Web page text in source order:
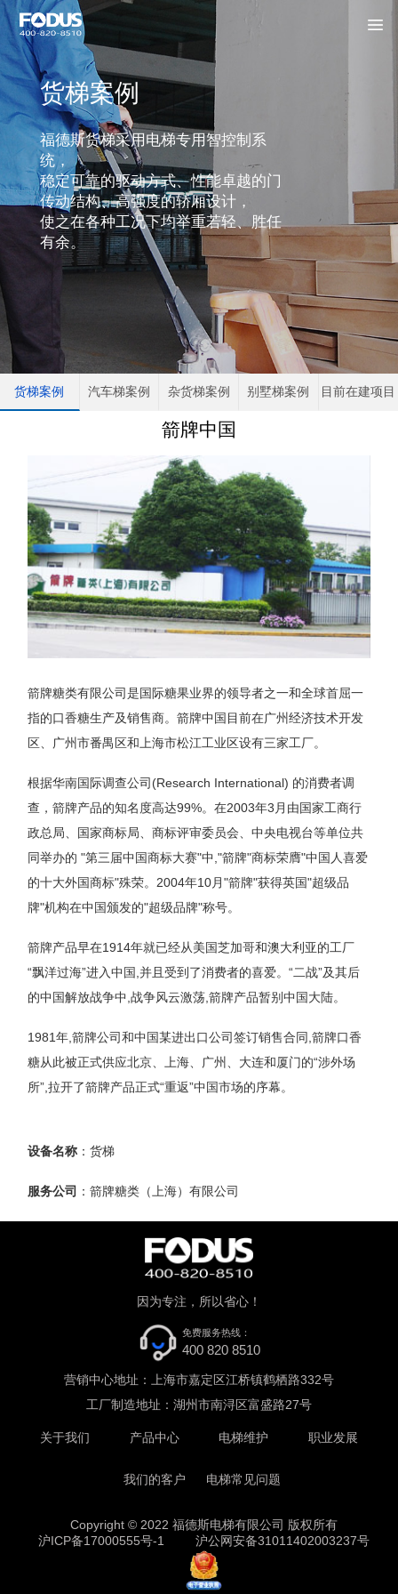
货梯案例
福德斯货梯采用电梯专用智控制系
统，
稳定可靠的驱动方式、性能卓越的门
传动结构、高强度的轿厢设计，
使之在各种工况下均举重若轻、胜任
有余。
货梯案例 汽车梯案例 杂货梯案例 别墅梯案例 目前在建项目
箭牌中国
箭牌糖类有限公司是国际糖果业界的领导者之一和全球首屈一
指的口香糖生产及销售商。箭牌中国目前在广州经济技术开发
区、广州市番禺区和上海市松江工业区设有三家工厂。
根据华南国际调查公司(Research International) 的消费者调
查，箭牌产品的知名度高达99%。在2003年3月由国家工商行
政总局、国家商标局、商标评审委员会、中央电视台等单位共
同举办的 "第三届中国商标大赛"中,"箭牌"商标荣膺"中国人喜爱
的十大外国商标"殊荣。2004年10月"箭牌"获得英国"超级品
牌"机构在中国颁发的"超级品牌"称号。
箭牌产品早在1914年就已经从美国芝加哥和澳大利亚的工厂
“飘洋过海”进入中国,并且受到了消费者的喜爱。“二战”及其后
的中国解放战争中,战争风云激荡,箭牌产品暂别中国大陆。
1981年,箭牌公司和中国某进出口公司签订销售合同,箭牌口香
糖从此被正式供应北京、上海、广州、大连和厦门的“涉外场
所”,拉开了箭牌产品正式“重返”中国市场的序幕。
设备名称：货梯
服务公司 ：箭牌糖类（上海）有限公司
因为专注，所以省心！
免费服务热线：
400 820 8510
营销中心地址：上海市嘉定区江桥镇鹤栖路332号
工厂制造地址：湖州市南浔区富盛路27号
关于我们 产品中心 电梯维护 职业发展
我们的客户 电梯常见问题
Copyright © 2022 福德斯电梯有限公司 版权所有
沪ICP备17000555号-1
沪公网安备31011402003237号